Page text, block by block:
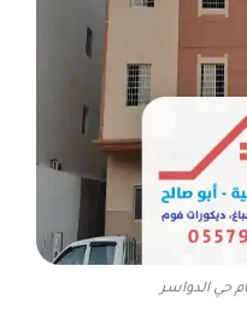
حي الدواسر